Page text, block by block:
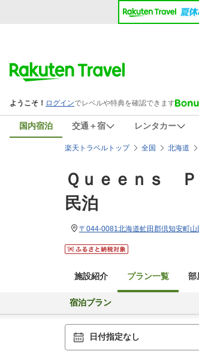
国内宿泊 交通＋宿 レンタカー
楽天トラベルトップ 全国 北海道
Ｑｕｅｅｎｓ
民泊
施設紹介 プラン一覧 部
宿泊プラン
日付指定なし